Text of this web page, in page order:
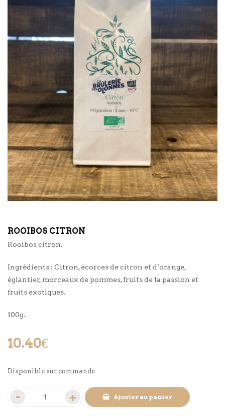
ROOIBOS CITRON
Rooibos citron.
Ingrédients : Citron, écorces de citron et d’orange,
églantier, morceaux de pommes, fruits de la passion et
fruits exotiques.
100g.
10.40€
Disponible sur commande
Ajouter au panier